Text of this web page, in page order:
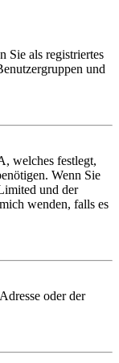
Sie als registriertes
und
welches festlegt,
Wenn Sie
und der
wenden, falls es
oder der